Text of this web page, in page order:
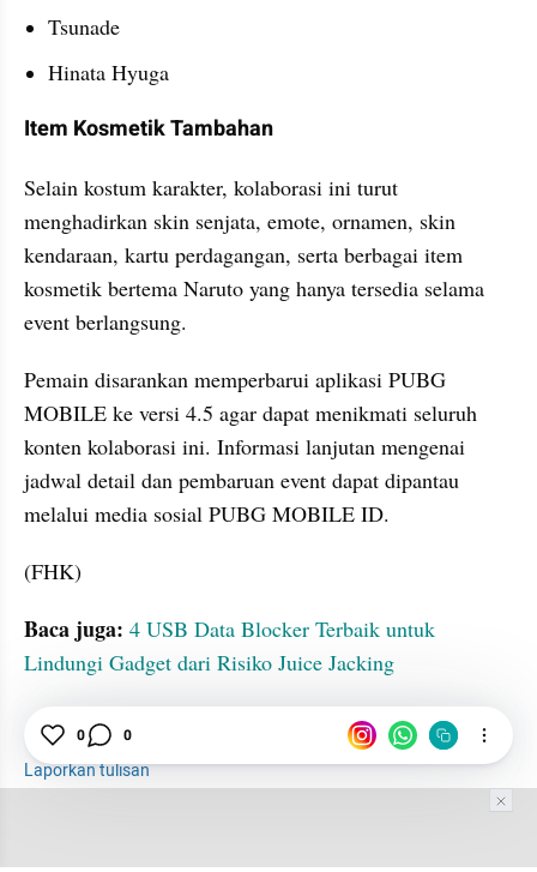
Tsunade
Hinata Hyuga
Item Kosmetik Tambahan
Selain kostum karakter, kolaborasi ini turut
menghadirkan skin senjata, emote, ornamen, skin
kendaraan, kartu perdagangan, serta berbagai item
kosmetik bertema Naruto yang hanya tersedia selama
event berlangsung.
Pemain disarankan memperbarui aplikasi PUBG
MOBILE ke versi 4.5 agar dapat menikmati seluruh
konten kolaborasi ini. Informasi lanjutan mengenai
jadwal detail dan pembaruan event dapat dipantau
melalui media sosial PUBG MOBILE ID.
(FHK)
Baca juga: 4 USB Data Blocker Terbaik untuk
Lindungi Gadget dari Risiko Juice Jacking
PUBG Mobile
Laporkan tulisan
0 0